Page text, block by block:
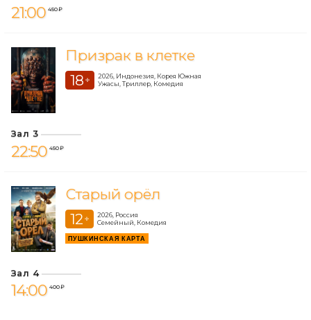
21:00 450 ₽
Призрак в клетке
18 +
2026, Индонезия, Корея Южная
Ужасы, Триллер, Комедия
Зал 3
22:50 450 ₽
Старый орёл
12 +
2026, Россия
Семейный, Комедия
ПУШКИНСКАЯ КАРТА
Зал 4
14:00 400 ₽